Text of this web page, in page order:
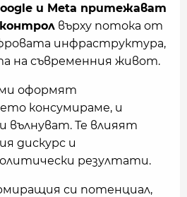
и Meta притежават
върху потока от
инфраструктура,
на съвременния живот.
оформят
консумираме, и
Те влияят
дискурс и
резултати.
си потенциал,